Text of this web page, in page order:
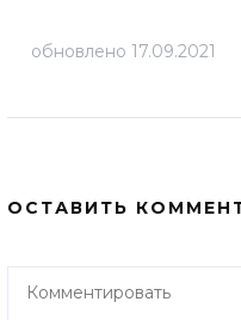
обновлено 17.09.2021
ОСТАВИТЬ